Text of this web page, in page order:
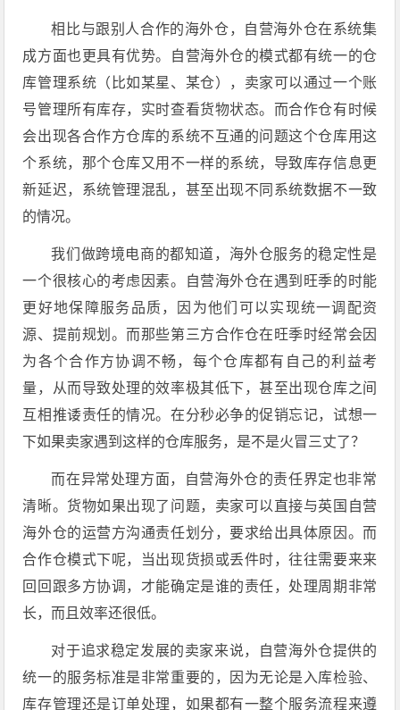
相比与跟别人合作的海外仓，自营海外仓在系统集
成方面也更具有优势。自营海外仓的模式都有统一的仓
库管理系统（比如某星、某仓），卖家可以通过一个账
号管理所有库存，实时查看货物状态。而合作仓有时候
会出现各合作方仓库的系统不互通的问题这个仓库用这
个系统，那个仓库又用不一样的系统，导致库存信息更
新延迟，系统管理混乱，甚至出现不同系统数据不一致
的情况。
我们做跨境电商的都知道，海外仓服务的稳定性是
一个很核心的考虑因素。自营海外仓在遇到旺季的时能
更好地保障服务品质，因为他们可以实现统一调配资
源、提前规划。而那些第三方合作仓在旺季时经常会因
为各个合作方协调不畅，每个仓库都有自己的利益考
量，从而导致处理的效率极其低下，甚至出现仓库之间
互相推诿责任的情况。在分秒必争的促销忘记，试想一
下如果卖家遇到这样的仓库服务，是不是火冒三丈了？
而在异常处理方面，自营海外仓的责任界定也非常
清晰。货物如果出现了问题，卖家可以直接与英国自营
海外仓的运营方沟通责任划分，要求给出具体原因。而
合作仓模式下呢，当出现货损或丢件时，往往需要来来
回回跟多方协调，才能确定是谁的责任，处理周期非常
长，而且效率还很低。
对于追求稳定发展的卖家来说，自营海外仓提供的
统一的服务标准是非常重要的，因为无论是入库检验、
库存管理还是订单处理，如果都有一整个服务流程来遵